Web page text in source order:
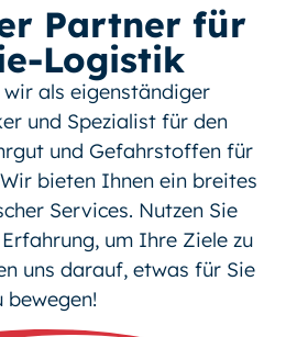
Partner für
Logistik
wir als eigenständiger
und Spezialist für den
und Gefahrstoffen für
bieten Ihnen ein breites
Services. Nutzen Sie
um Ihre Ziele zu
uns darauf, etwas für Sie
bewegen!